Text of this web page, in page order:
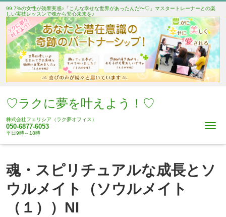
99.7%の女性が効果実感♪「こんな幸せな世界があったんだ〜♡」マスタートレーナーとの楽
しい実技レッスンで魂から安心未来を♪
♡ラクに夢を叶えよう！♡
株式会社フェリシア（ラク夢オフィス）
050-6877-6053
平日9時～18時
魂・スピリチュアルな成長とソ
ウルメイト（ソウルメイト
（１））NI